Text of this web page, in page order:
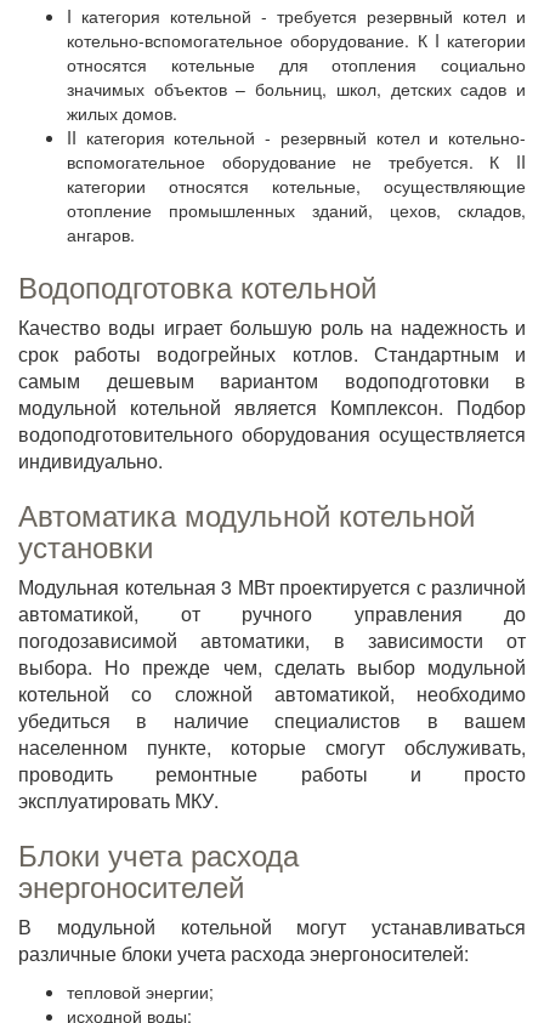
I категория котельной - требуется резервный котел и
котельно-вспомогательное оборудование. К I категории
относятся котельные для отопления социально
значимых объектов – больниц, школ, детских садов и
жилых домов.
II категория котельной - резервный котел и котельно-
вспомогательное оборудование не требуется. К II
категории относятся котельные, осуществляющие
отопление промышленных зданий, цехов, складов,
ангаров.
Водоподготовка котельной
Качество воды играет большую роль на надежность и
срок работы водогрейных котлов. Стандартным и
самым дешевым вариантом водоподготовки в
модульной котельной является Комплексон. Подбор
водоподготовительного оборудования осуществляется
индивидуально.
Автоматика модульной котельной
установки
Модульная котельная 3 МВт проектируется с различной
автоматикой, от ручного управления до
погодозависимой автоматики, в зависимости от
выбора. Но прежде чем, сделать выбор модульной
котельной со сложной автоматикой, необходимо
убедиться в наличие специалистов в вашем
населенном пункте, которые смогут обслуживать,
проводить ремонтные работы и просто
эксплуатировать МКУ.
Блоки учета расхода
энергоносителей
В модульной котельной могут устанавливаться
различные блоки учета расхода энергоносителей:
тепловой энергии;
исходной воды;